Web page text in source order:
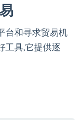
台和寻求贸易机
工具,它提供逐